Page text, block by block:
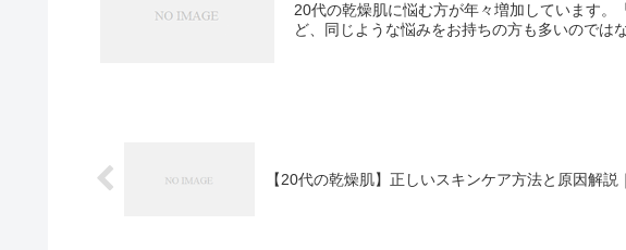
20代の乾燥肌に悩む方が年々増加しています
ど、同じような悩みをお持ちの方も多いのでは
【20代の乾燥肌】正しいスキンケア方法と原因解説